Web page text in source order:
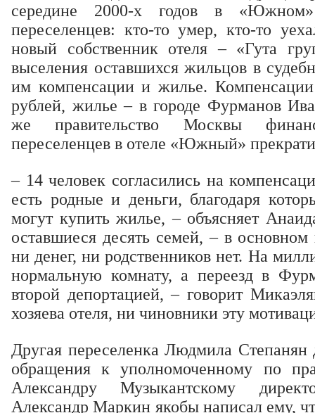
середине 2000-х годов в
переселенцев: кто-то умер, кто-то
новый собственник отеля – «Гута
выселения оставшихся жильцов в
им компенсации и жилье.
рублей, жилье – в городе Фурманов
же правительство Москвы
переселенцев в отеле «Южный»
– 14 человек согласились на
есть родные и деньги, благодаря
могут купить жилье, – объясняет
оставшиеся десять семей, – в
ни денег, ни родственников нет. На
нормальную комнату, а переезд в
второй депортацией, – говорит
хозяева отеля, ни чиновники эту
Другая переселенка Людмила Степанян
обращения к уполномоченному по
Александру Музыкантскому
Александр Маркин якобы написал ему,